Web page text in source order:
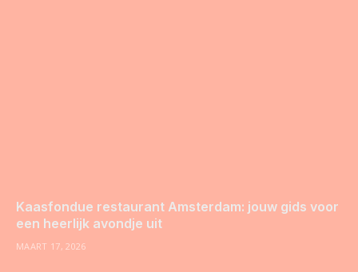
Kaasfondue restaurant Amsterdam: jouw gids voor
een heerlijk avondje uit
MAART 17, 2026